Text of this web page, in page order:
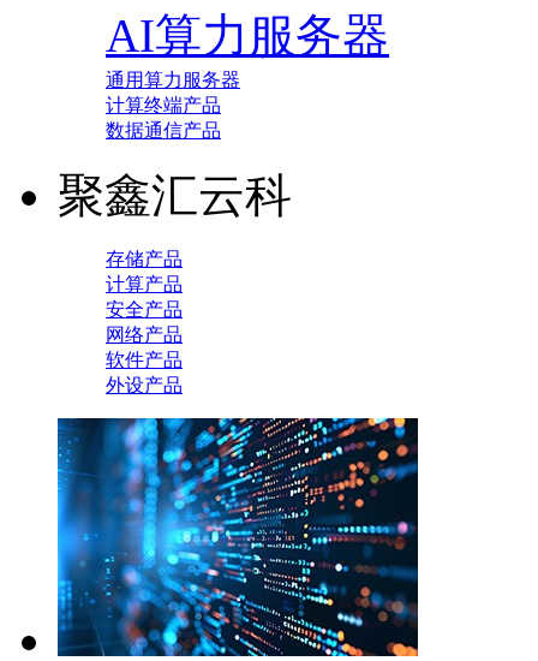
AI算力服务器
通用算力服务器
计算终端产品
数据通信产品
聚鑫汇云科
存储产品
计算产品
安全产品
网络产品
软件产品
外设产品